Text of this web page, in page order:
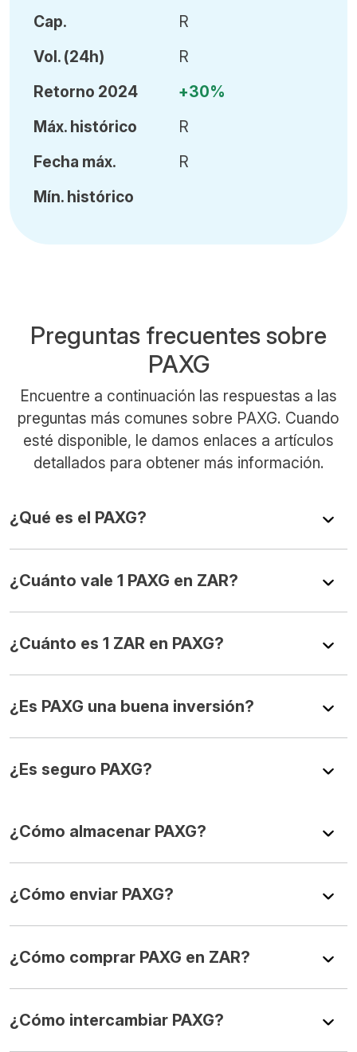
Cap.
Vol. (24h)
Retorno 2024
Máx. histórico
Fecha máx.
Mín. histórico
R
R
+30%
R
R
Preguntas frecuentes sobre
PAXG
Encuentre a continuación las respuestas a las
preguntas más comunes sobre PAXG. Cuando
esté disponible, le damos enlaces a artículos
detallados para obtener más información.
¿Qué es el PAXG?
¿Cuánto vale 1 PAXG en ZAR?
¿Cuánto es 1 ZAR en PAXG?
¿Es PAXG una buena inversión?
¿Es seguro PAXG?
¿Cómo almacenar PAXG?
¿Cómo enviar PAXG?
¿Cómo comprar PAXG en ZAR?
¿Cómo intercambiar PAXG?